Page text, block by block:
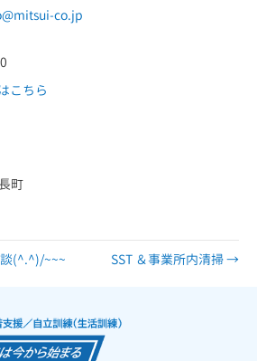
co.jp
こちら
町
(^.^)/~~~ SST ＆事業所内清掃 →